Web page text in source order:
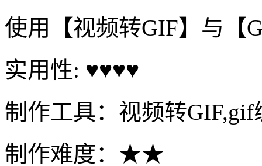
使用【视频转GIF】与【
实用性: ♥♥♥♥
制作工具：视频转GIF,gif
制作难度：★★